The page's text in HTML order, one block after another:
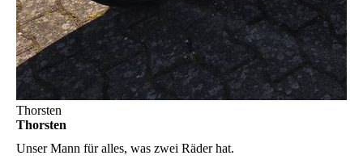
Thorsten
Thorsten
Unser Mann für alles, was zwei Räder hat.